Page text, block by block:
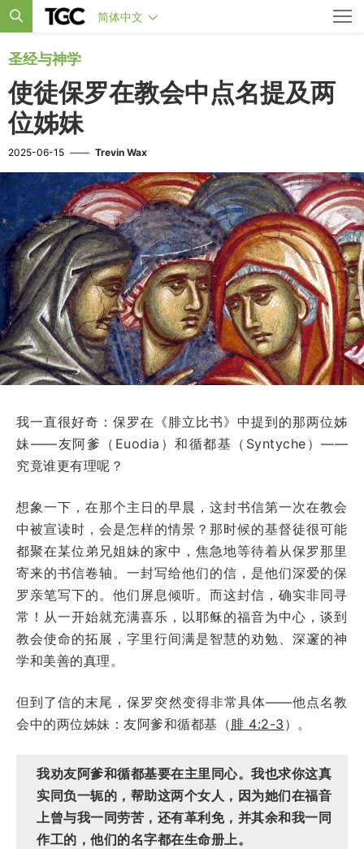
简体中文
圣经与神学
使徒保罗在教会中点名提及两
位姊妹
2025-06-15 —— Trevin Wax
我一直很好奇：保罗在《腓立比书》中提到的那两位姊
妹——友阿爹（Euodia）和循都基（Syntyche）——
究竟谁更有理呢？
想象一下，在那个主日的早晨，这封书信第一次在教会
中被宣读时，会是怎样的情景？那时候的基督徒很可能
都聚在某位弟兄姐妹的家中，焦急地等待着从保罗那里
寄来的书信卷轴。一封写给他们的信，是他们深爱的保
罗亲笔写下的。他们屏息倾听。而这封信，确实非同寻
常！从一开始就充满喜乐，以耶稣的福音为中心，谈到
教会使命的拓展，字里行间满是智慧的劝勉、深邃的神
学和美善的真理。
但到了信的末尾，保罗突然变得非常具体——他点名教
会中的两位姊妹：友阿爹和循都基（腓 4:2-3 ）。
我劝友阿爹和循都基要在主里同心。我也求你这真
实同负一轭的，帮助这两个女人，因为她们在福音
上曾与我一同劳苦，还有革利免，并其余和我一同
作工的，他们的名字都在生命册上。